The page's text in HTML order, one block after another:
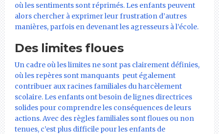
où les sentiments sont réprimés. Les enfants peuvent
alors chercher à exprimer leur frustration d’autres
manières, parfois en devenant les agresseurs à l’école.
Des limites floues
Un cadre où les limites ne sont pas clairement définies,
où les repères sont manquants peut également
contribuer aux racines familiales du harcèlement
scolaire. Les enfants ont besoin de lignes directrices
solides pour comprendre les conséquences de leurs
actions. Avec des règles familiales sont floues ou non
tenues, c’est plus difficile pour les enfants de